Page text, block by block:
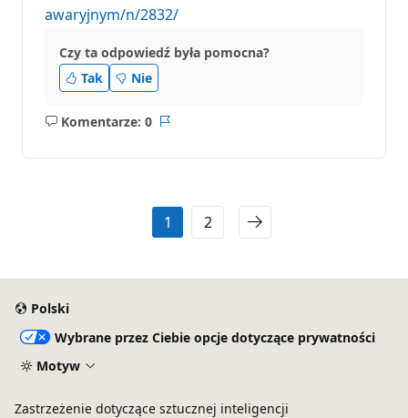
awaryjnym/n/2832/
Czy ta odpowiedź była pomocna?
Tak
Nie
Komentarze: 0
Brak
1 2
Polski
Wybrane przez Ciebie opcje dotyczące prywatności
Motyw
Zastrzeżenie dotyczące sztucznej inteligencji